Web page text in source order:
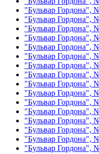
"Бульвар Гордона",
"Бульвар Гордона",
"Бульвар Гордона",
"Бульвар Гордона",
"Бульвар Гордона",
"Бульвар Гордона",
"Бульвар Гордона",
"Бульвар Гордона",
"Бульвар Гордона",
"Бульвар Гордона",
"Бульвар Гордона",
"Бульвар Гордона",
"Бульвар Гордона",
"Бульвар Гордона",
"Бульвар Гордона",
"Бульвар Гордона",